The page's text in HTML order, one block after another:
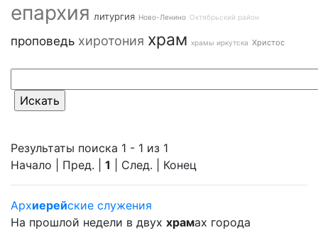
епархия литургия Ново-Ленино Октябрьский район
проповедь хиротония храм храмы иркутска Христос
Результаты поиска 1 - 1 из 1
Начало | Пред. | 1 | След. | Конец
Архиерейские служения
На прошлой недели в двух храмах города